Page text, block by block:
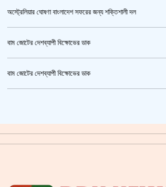
অস্ট্রেলিয়ার ঘোষণা বাংলাদেশ সফরের জন্য শক্তিশালী দল
বাম জোটের দেশব্যাপী বিক্ষোভের ডাক
বাম জোটের দেশব্যাপী বিক্ষোভের ডাক
গাজীপুর মহাসড়ক অবরোধ,সিটি করপোরেশনের গাড়ি চাপায় শ্রমিক নিহত